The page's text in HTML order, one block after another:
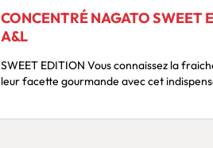
CONCENTRÉ NAGATO SWEET
A&L
SWEET EDITION Vous connaissez la fraicheur des arômes DIY Ultimate. Découvrez